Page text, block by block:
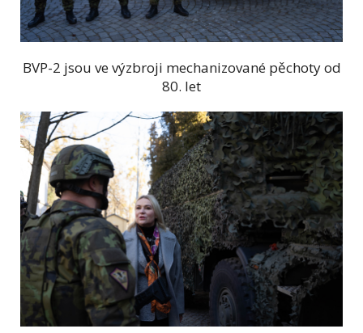
BVP-2 jsou ve výzbroji mechanizované pěchoty od
80. let